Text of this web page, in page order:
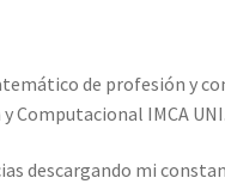
de profesión y
Computacional IMCA UNI.
descargando mi